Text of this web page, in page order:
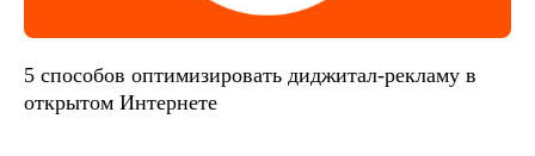
5 способов оптимизировать диджитал-рекламу в
открытом Интернете